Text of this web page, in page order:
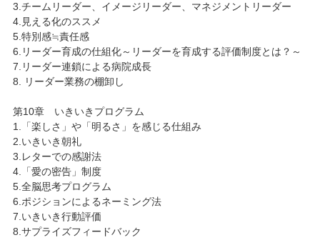
3.チームリーダー、イメージリーダー、マネジメントリーダー
4.見える化のススメ
5.特別感≒責任感
6.リーダー育成の仕組化～リーダーを育成する評価制度とは？～
7.リーダー連鎖による病院成長
8. リーダー業務の棚卸し
第10章 いきいきプログラム
1.「楽しさ」や「明るさ」を感じる仕組み
2.いきいき朝礼
3.レターでの感謝法
4.「愛の密告」制度
5.全脳思考プログラム
6.ポジションによるネーミング法
7.いきいき行動評価
8.サプライズフィードバック